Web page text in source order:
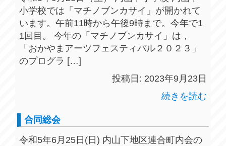
小学校では「マチノブンカサイ」が開かれて
います。午前11時から午後9時まで。今年で1
1回目。 今年の「マチノブンカサイ」は，
「おかやまアーツフェスティバル２０２３」
のプログラ […]
投稿日: 2023年9月23日
続きを読む
合同総会
令和5年6月25日(日) 内山下地区連合町内会の